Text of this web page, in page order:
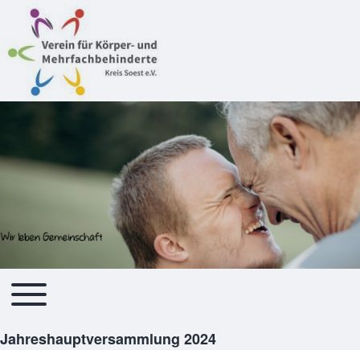
Hauptnavigation
Toggle main menu
Jahreshauptversammlung 2024